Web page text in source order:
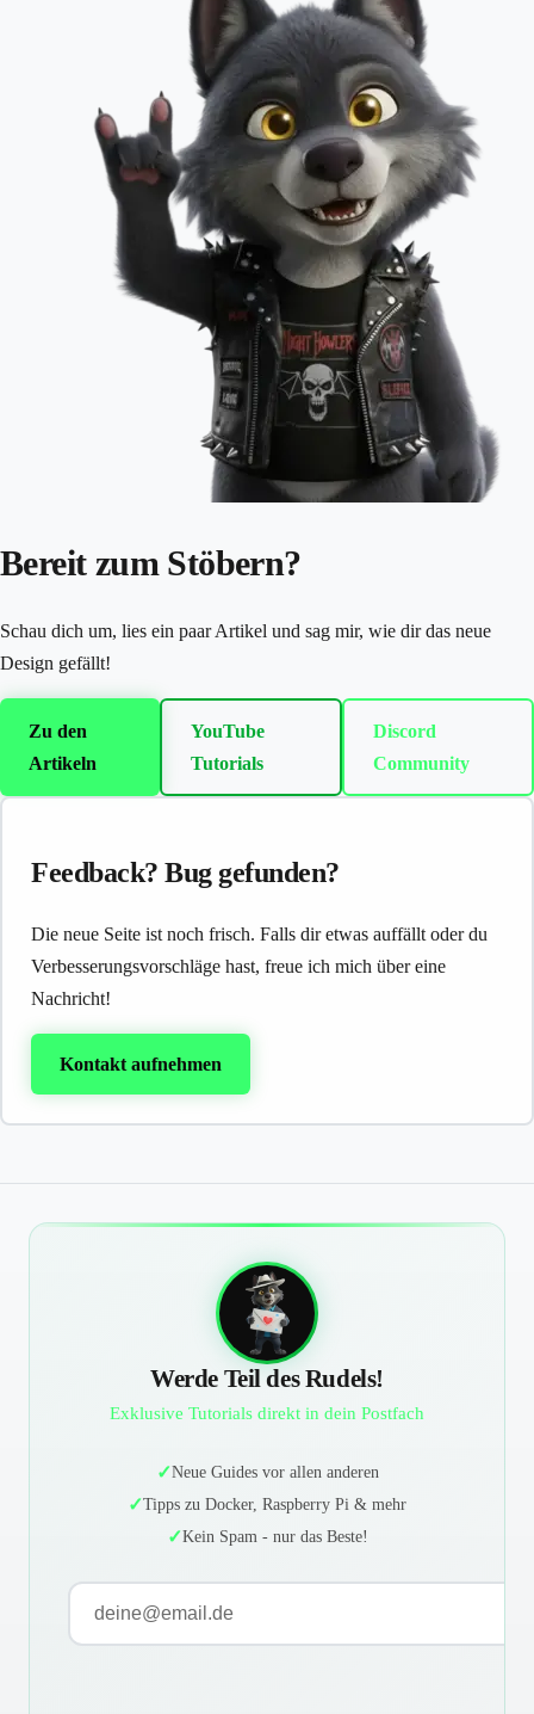
Bereit zum Stöbern?
Schau dich um, lies ein paar Artikel und sag mir, wie dir das neue
Design gefällt!
Zu den
Artikeln
YouTube
Tutorials
Discord
Community
Feedback? Bug gefunden?
Die neue Seite ist noch frisch. Falls dir etwas auffällt oder du
Verbesserungsvorschläge hast, freue ich mich über eine
Nachricht!
Kontakt aufnehmen
Werde Teil des Rudels!
Exklusive Tutorials direkt in dein Postfach
Neue Guides vor allen anderen
Tipps zu Docker, Raspberry Pi & mehr
Kein Spam - nur das Beste!
E-Mail-Adresse